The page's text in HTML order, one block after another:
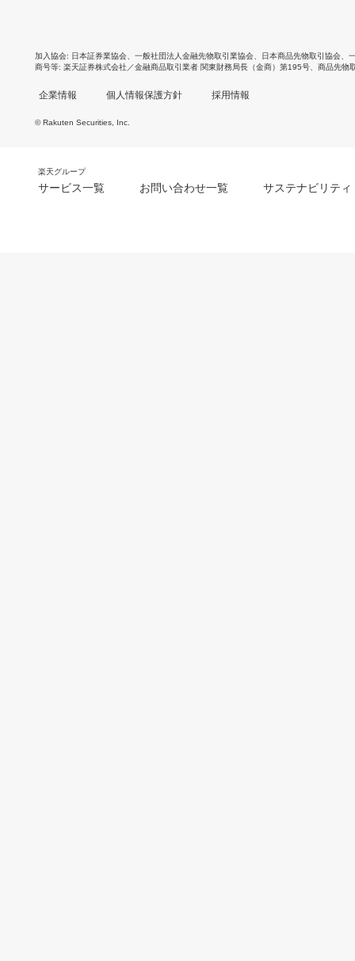
加入協会 日本証券業協会 一般社団法人金融先物取引業協会 日本商品先物取引協会
商号等 楽天証券株式会社／金融商品取引業者 関東財務局長（金商）第195号、商品先物
企業情報 個人情報保護方針 採用情報
© Rakuten Securities, Inc.
楽天グループ
サービス一覧 お問い合わせ一覧 サステナビリティ